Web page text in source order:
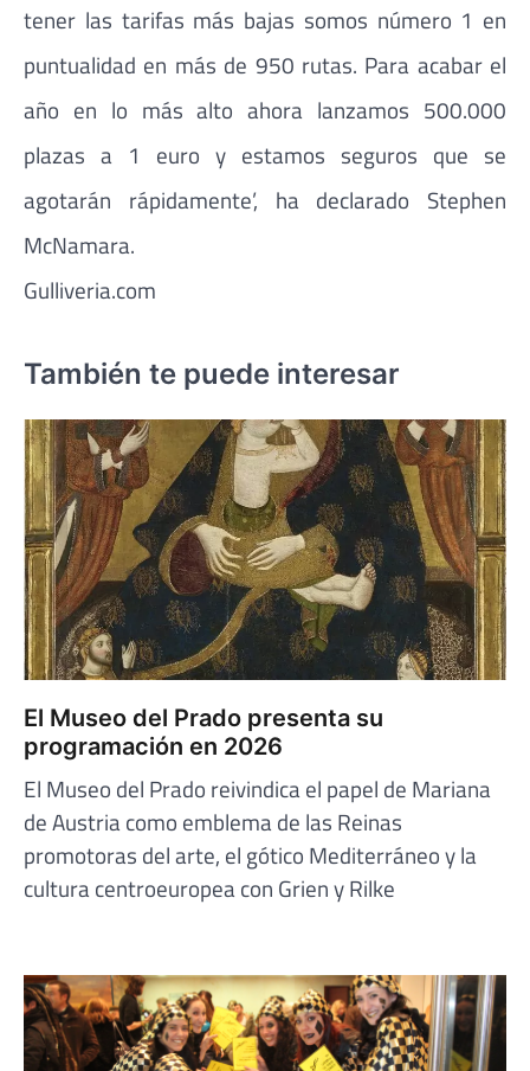
tener las tarifas más bajas somos número 1 en
puntualidad en más de 950 rutas. Para acabar el
año en lo más alto ahora lanzamos 500.000
plazas a 1 euro y estamos seguros que se
agotarán rápidamente’, ha declarado Stephen
McNamara.
Gulliveria.com
También te puede interesar
El Museo del Prado presenta su
programación en 2026
El Museo del Prado reivindica el papel de Mariana
de Austria como emblema de las Reinas
promotoras del arte, el gótico Mediterráneo y la
cultura centroeuropea con Grien y Rilke